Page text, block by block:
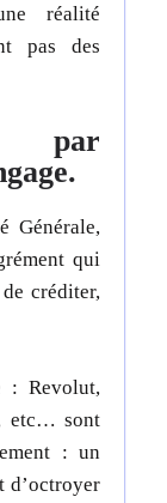
réalité
pas des
par
Générale,
qui
créditer,
: Revolut,
etc… sont
: un
d’octroyer